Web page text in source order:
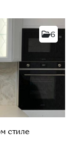
6
стиле